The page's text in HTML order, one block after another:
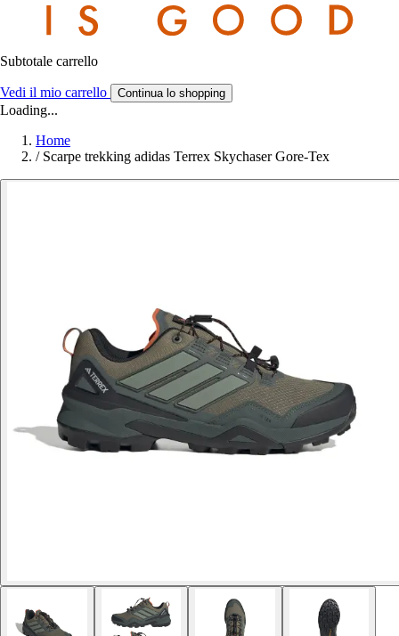
Subtotale carrello
Vedi il mio carrello Continua lo shopping
Loading...
Home
/ Scarpe trekking adidas Terrex Skychaser Gore-Tex